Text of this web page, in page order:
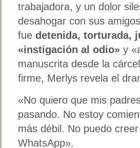
trabajadora, y un dolor
desahogar con sus
fue detenida, torturada,
«instigación al odio» y
manuscrita desde la
firme, Merlys revela el
«No quiero que mis
pasando. No estoy
más débil. No puedo
WhatsApp».